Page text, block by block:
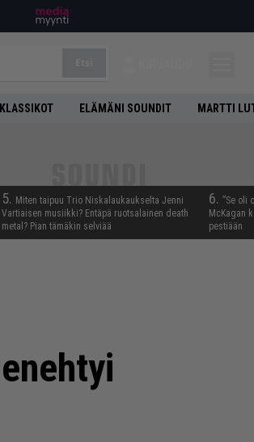
ELÄMÄNI SOUNDIT MARTTI
5. Miten taipuu Trio Niskalaukaukselta Jenni
Vartiaisen musiikki? Entäpä ruotsalainen death
metal? Pian tämäkin selviää
6. ”Se oli
McKagan
pestiään